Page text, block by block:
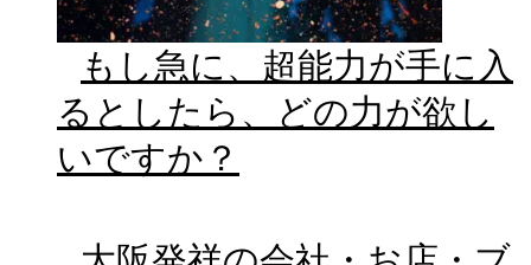
もし急に、超能力が手に入
るとしたら、どの力が欲し
いですか？